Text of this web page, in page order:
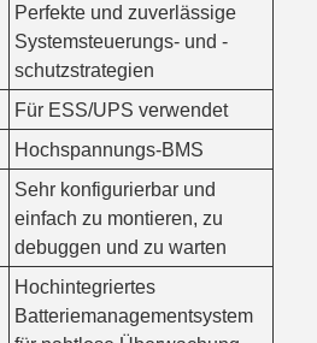
Perfekte und zuverlässige
Systemsteuerungs- und -
schutzstrategien
Für ESS/UPS verwendet
Hochspannungs-BMS
Sehr konfigurierbar und
einfach zu montieren, zu
debuggen und zu warten
Hochintegriertes
Batteriemanagementsystem